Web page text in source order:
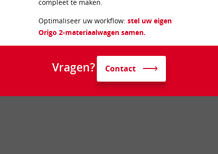
compleet te maken.
Optimaliseer uw workflow: stel uw eigen
Origo 2-materiaalwagen samen.
Vragen? Contact